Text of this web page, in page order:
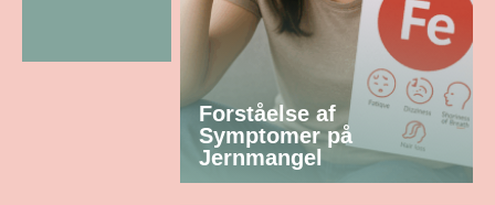
Forståelse af
Symptomer på
Jernmangel